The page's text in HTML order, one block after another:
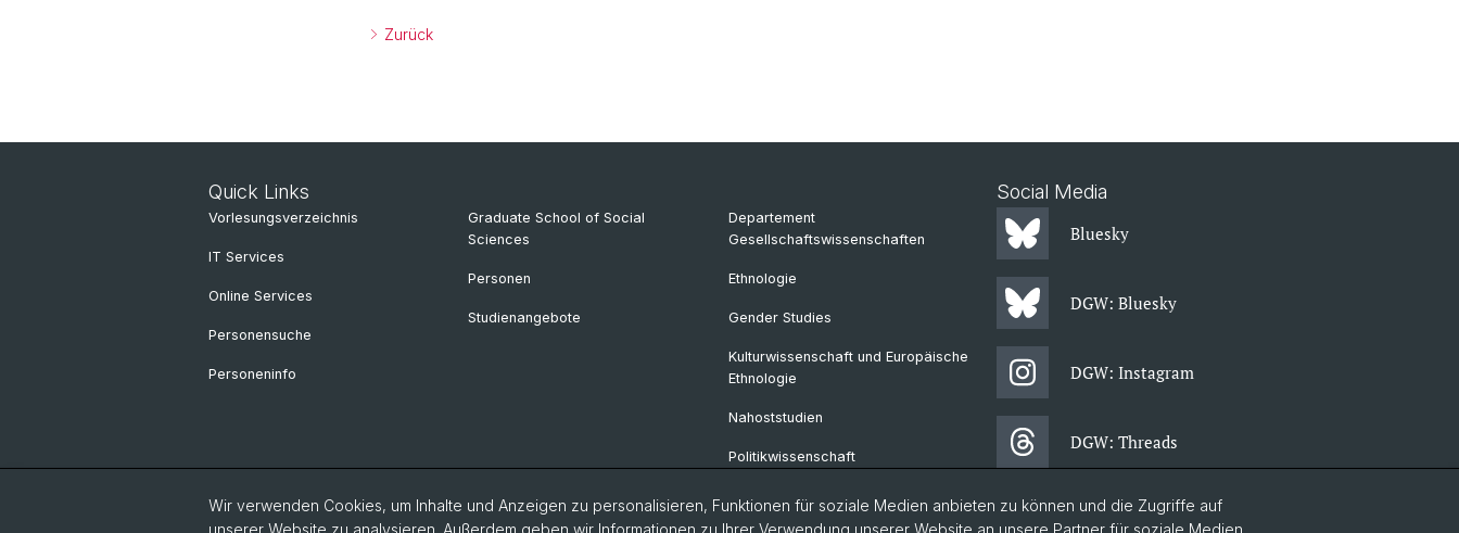
Zurück
Quick Links
Vorlesungsverzeichnis
IT Services
Online Services
Personensuche
Personeninfo
Graduate School of Social
Sciences
Personen
Studienangebote
Departement
Gesellschaftswissenschaften
Ethnologie
Gender Studies
Kulturwissenschaft und Europäische
Ethnologie
Nahoststudien
Politikwissenschaft
Soziologie
Social Media
Bluesky
DGW: Bluesky
DGW: Instagram
DGW: Threads
DGW: Facebook
Wir verwenden Cookies, um Inhalte und Anzeigen zu personalisieren, Funktionen für soziale Medien anbieten zu können und die Zugriffe auf
unserer Website zu analysieren. Außerdem geben wir Informationen zu Ihrer Verwendung unserer Website an unsere Partner für soziale Medien,